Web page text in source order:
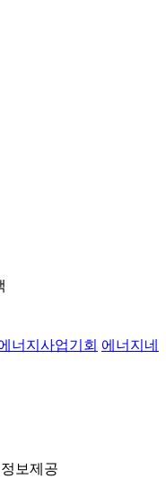
너지사업기회 에너지네
보제공